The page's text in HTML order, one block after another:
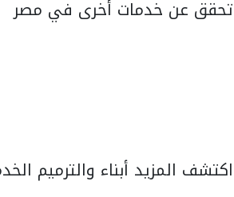
تحقق عن خدمات أخرى في مصر
اكتشف المزيد أبناء والترميم